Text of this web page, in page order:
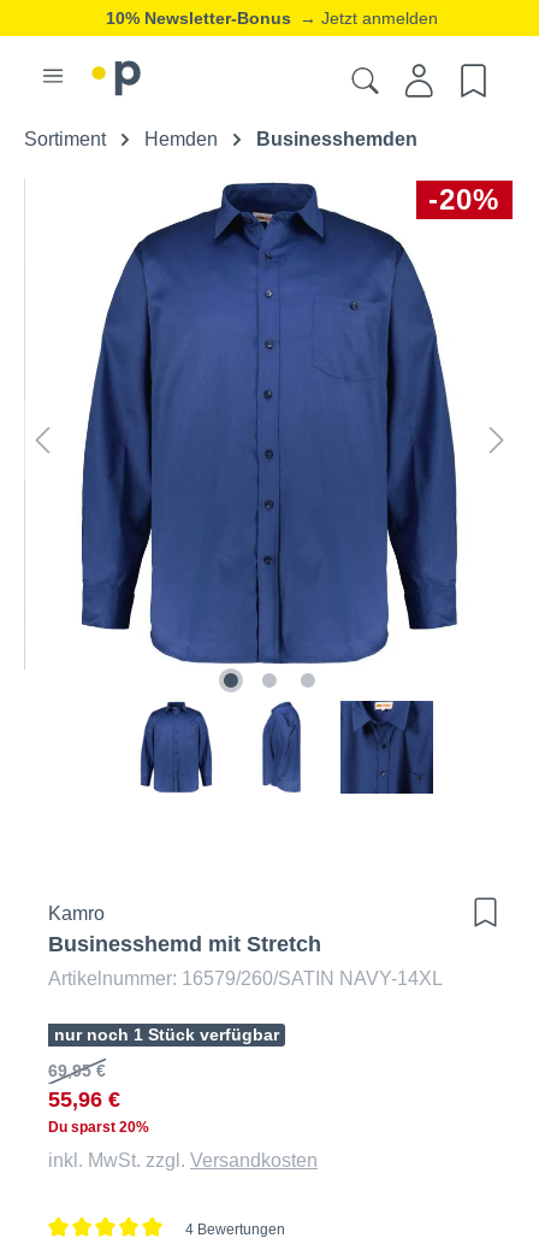
10% Newsletter-Bonus → Jetzt anmelden
Sortiment Hemden Businesshemden
-20%
Kamro
Businesshemd mit Stretch
Artikelnummer: 16579/260/SATIN NAVY-14XL
nur noch 1 Stück verfügbar
69,95 €
55,96 €
Du sparst 20%
inkl. MwSt. zzgl. Versandkosten
4 Bewertungen